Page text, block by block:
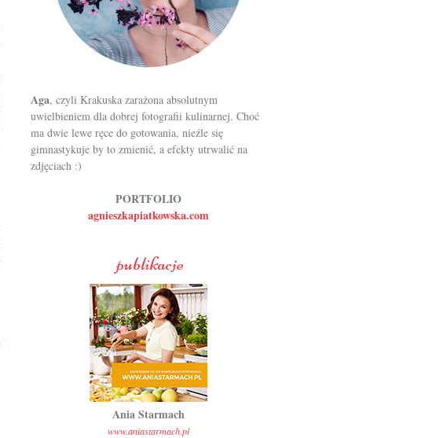
Aga, czyli Krakuska zarażona absolutnym
uwielbieniem dla dobrej fotografii kulinarnej. Choć
ma dwie lewe ręce do gotowania, nieźle się
gimnastykuje by to zmienić, a efekty utrwalić na
zdjęciach :)
PORTFOLIO
agnieszkapiatkowska.com
publikacje
Ania Starmach
www.aniastarmach.pl